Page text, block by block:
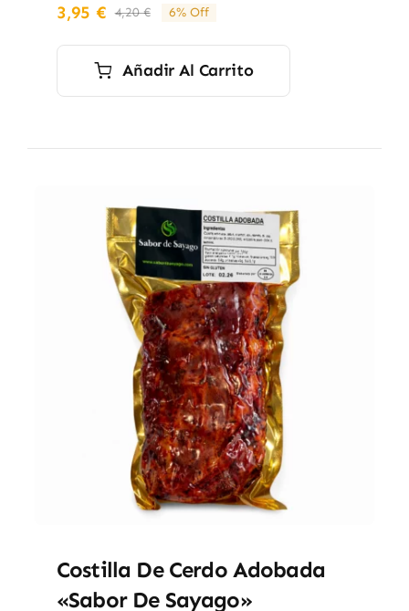
4,20€El
precio
original
era:
4,20 €.
3,95€
El
precio
actual
es:
3,95 €.
6% Off
Añadir Al Carrito
Costilla De Cerdo Adobada
«Sabor De Sayago»